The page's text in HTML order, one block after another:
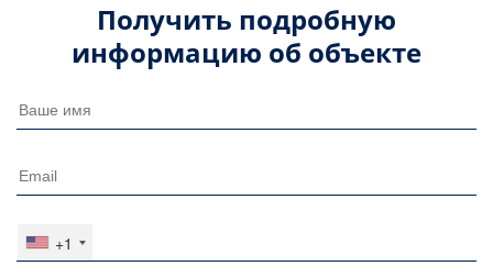
Получить подробную
информацию об объекте
+1